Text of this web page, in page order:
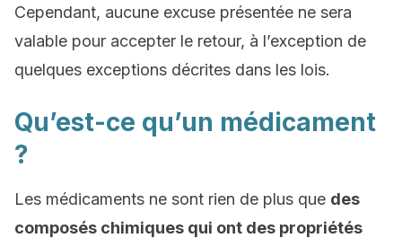
Cependant, aucune excuse présentée ne sera
valable pour accepter le retour, à l’exception de
quelques exceptions décrites dans les lois.
Qu’est-ce qu’un médicament
?
Les médicaments ne sont rien de plus que des
composés chimiques qui ont des propriétés